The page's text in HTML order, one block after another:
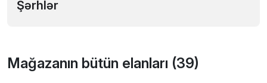
Şərhlər
Mağazanın bütün elanları (39)